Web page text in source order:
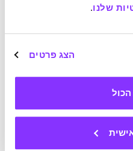
שלנו.
הצג פרטים
מופר אנחנו לוקחים סיכון
"אספקת הטלומראז אכן מפחיתה
של סרטן".
בלקבורן מציעה לשמור על
חושבת שזה מצחיק שכרגע